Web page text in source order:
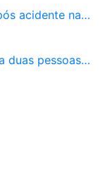
acidente na…
duas pessoas…